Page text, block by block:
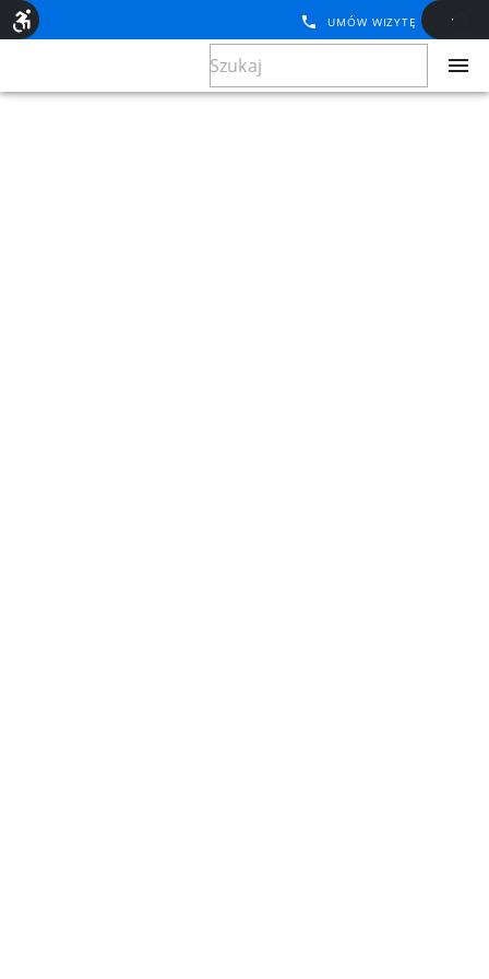
UMÓW WIZYTĘ